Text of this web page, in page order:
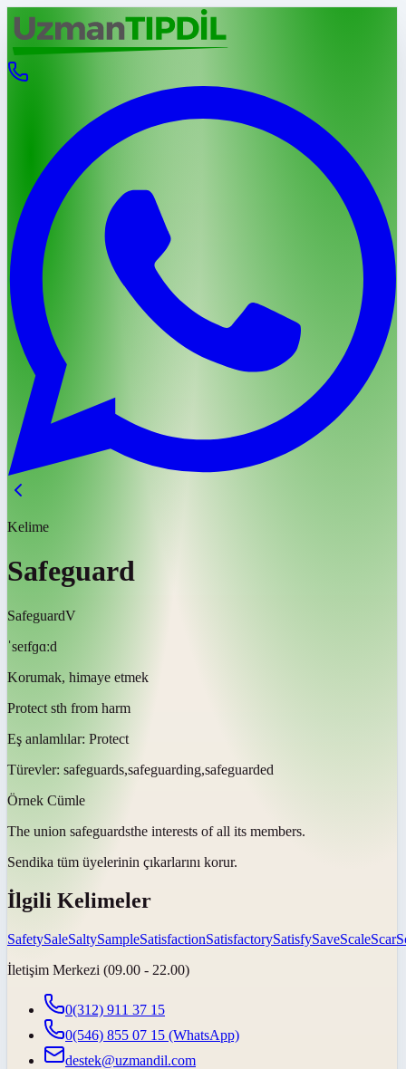
Kelime
Safeguard
SafeguardV
ˈseɪfɡɑːd
Korumak, himaye etmek
Protect sth from harm
Eş anlamlılar: Protect
Türevler: safeguards,safeguarding,safeguarded
Örnek Cümle
The union safeguardsthe interests of all its members.
Sendika tüm üyelerinin çıkarlarını korur.
İlgili Kelimeler
SafetySaleSaltySampleSatisfactionSatisfactorySatisfySaveScaleScar
İletişim Merkezi (09.00 - 22.00)
0(312) 911 37 15
0(546) 855 07 15 (WhatsApp)
destek@uzmandil.com